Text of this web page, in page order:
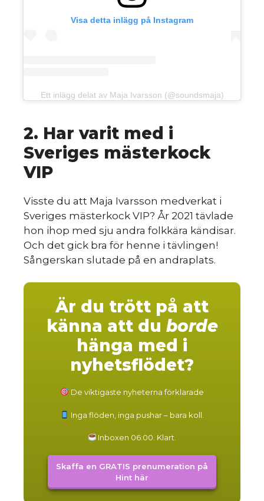
Visa detta inlägg på Instagram
Ett inlägg delat av Maja Ivarsson (@soundsmaja)
2. Har varit med i
Sveriges mästerkock
VIP
Visste du att Maja Ivarsson medverkat i
Sveriges mästerkock VIP? År 2021 tävlade
hon ihop med sju andra folkkära kändisar.
Och det gick bra för henne i tävlingen!
Sångerskan slutade på en andraplats.
Är du trött på att
känna att du borde
hänga med i
nyhetsflödet?
De viktigaste nyheterna förklarade
Inga flöden, inga pushar – bara koll.
Inboxen 06:00. Klart.
Skaffa en GRATIS prenumeration på
Hint här